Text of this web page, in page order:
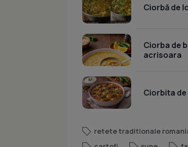
Ciorbă de
Ciorba de
acrisoara
Ciorbita
retete traditionale